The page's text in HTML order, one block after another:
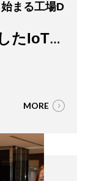
まる工場D
たIoT活
MORE